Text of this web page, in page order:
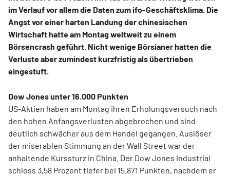
im Verlauf vor allem die Daten zum ifo-Geschäftsklima. Die
Angst vor einer harten Landung der chinesischen
Wirtschaft hatte am Montag weltweit zu einem
Börsencrash geführt. Nicht wenige Börsianer hatten die
Verluste aber zumindest kurzfristig als übertrieben
eingestuft.
Dow Jones unter 16.000 Punkten
US-Aktien haben am Montag ihren Erholungsversuch nach
den hohen Anfangsverlusten abgebrochen und sind
deutlich schwächer aus dem Handel gegangen. Auslöser
der miserablen Stimmung an der Wall Street war der
anhaltende Kurssturz in China. Der Dow Jones Industrial
schloss 3,58 Prozent tiefer bei 15.871 Punkten, nachdem er